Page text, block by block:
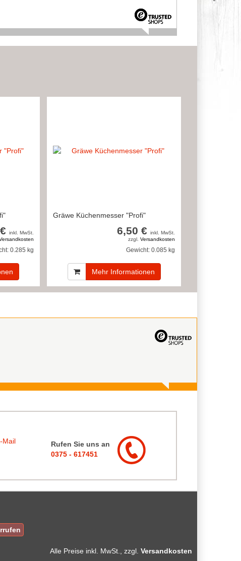
inkl. MwSt.
0.285 kg
Gräwe Küchenmesser "Profi"
6,50 € inkl. MwSt.
zzgl. Versandkosten
Gewicht: 0.085 kg
Mehr Informationen
Rufen Sie uns an
0375 - 617451
Alle Preise inkl. MwSt., zzgl. Versandkosten